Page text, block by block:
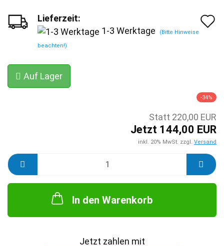
Lieferzeit:
1-3 Werktage
(Bitte Hinweise
beachten!)
Auf Lager
-34%
Statt 220,00 EUR
Jetzt 144,00 EUR
inkl. 20% MwSt. zzgl. Versand
In den Warenkorb
Jetzt zahlen mit